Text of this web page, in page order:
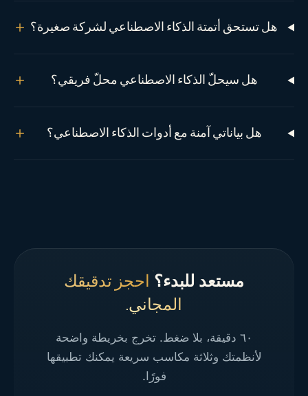
هل تستحق أتمتة الذكاء الاصطناعي لشركة صغيرة؟
هل سيحلّ الذكاء الاصطناعي محلّ فريقي؟
هل بياناتي آمنة مع أدوات الذكاء الاصطناعي؟
مستعد للبدء؟ احجز تدقيقك
المجاني.
٦٠ دقيقة، بلا ضغط. تخرج بخريطة واضحة
لأنظمتك وثلاثة مكاسب سريعة يمكنك تطبيقها
فورًا.